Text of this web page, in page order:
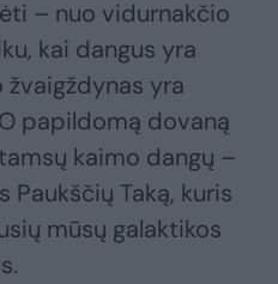
– nuo vidurnakčio
kai dangus yra
žvaigždynas yra
papildomą dovaną
kaimo dangų –
Taką, kuris
mūsų galaktikos